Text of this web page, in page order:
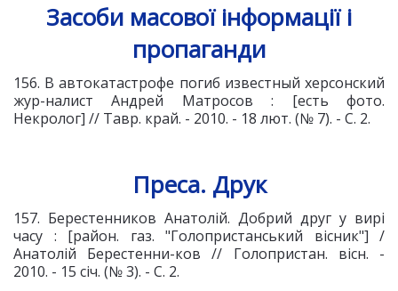
Засоби масової інформації і
пропаганди
156. В автокатастрофе погиб известный херсонский
жур-налист Андрей Матросов : [есть фото.
Некролог] // Тавр. край. - 2010. - 18 лют. (№ 7). - С. 2.
Преса. Друк
157. Берестенников Анатолій. Добрий друг у вирі
часу : [район. газ. "Голопристанський вісник"] /
Анатолій Берестенни-ков // Голопристан. вісн. -
2010. - 15 січ. (№ 3). - С. 2.